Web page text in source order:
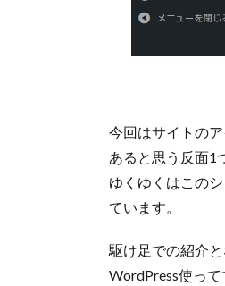
今回はサイトの
あると思う反面1
ゆくゆくはこの
ています。
駆け足での紹介
WordPress使っ